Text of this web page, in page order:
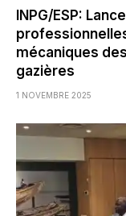
INPG/ESP:
mécaniques
gazières
1 NOVEMBRE 2025